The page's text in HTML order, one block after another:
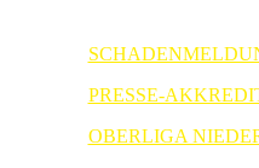
PRESSE-
OBERLIGA